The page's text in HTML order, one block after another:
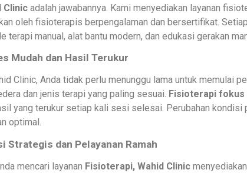
Clinicadalah jawabannya. Kami menyediakan layanan
oleh fisioterapis berpengalaman dan bersertifikat.
terapi manual, alat bantu modern, dan edukasi gerakan
Mudah dan Hasil Terukur
Clinic, Anda tidak perlu menunggu lama untuk memulai
dan jenis terapi yang paling sesuai. Fisioterapi
yang terukur setiap kali sesi selesai. Perubahan
optimal.
Strategis dan Pelayanan Ramah
mencari layanan Fisioterapi, Wahid Clinic